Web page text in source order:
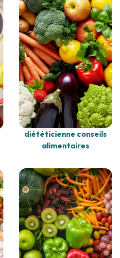
diététicienne conseils
alimentaires